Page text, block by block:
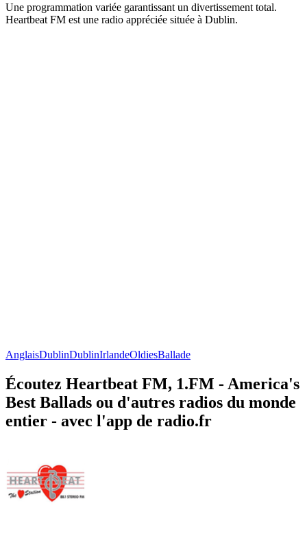
Une programmation variée garantissant un divertissement total.
Heartbeat FM est une radio appréciée située à Dublin.
AnglaisDublinDublinIrlandeOldiesBallade
Écoutez Heartbeat FM, 1.FM - America's
Best Ballads ou d'autres radios du monde
entier - avec l'app de radio.fr